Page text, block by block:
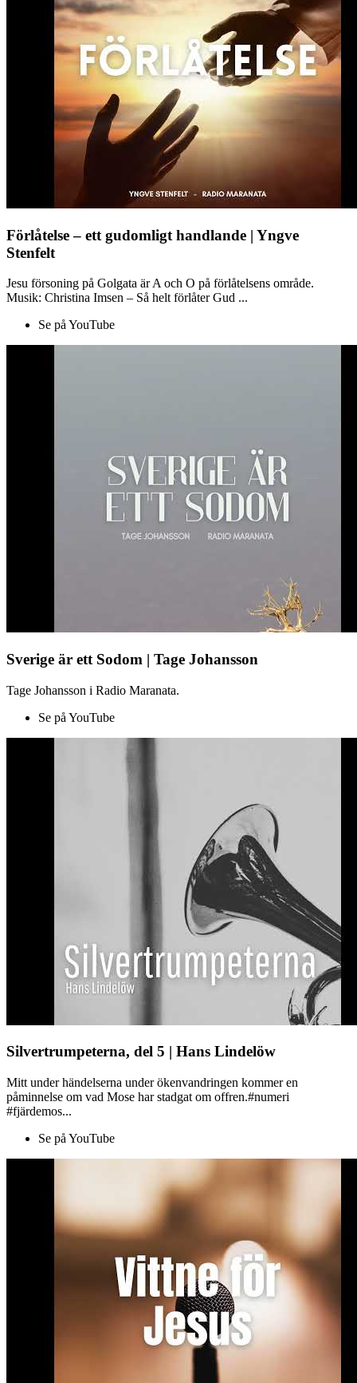
Förlåtelse – ett gudomligt handlande | Yngve
Stenfelt
Jesu försoning på Golgata är A och O på förlåtelsens område.
Musik: Christina Imsen – Så helt förlåter Gud ...
Se på YouTube
Sverige är ett Sodom | Tage Johansson
Tage Johansson i Radio Maranata.
Se på YouTube
Silvertrumpeterna, del 5 | Hans Lindelöw
Mitt under händelserna under ökenvandringen kommer en
påminnelse om vad Mose har stadgat om offren.#numeri
#fjärdemos...
Se på YouTube